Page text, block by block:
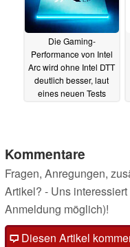
Die Gaming-
Performance von Intel
Arc wird ohne Intel DTT
deutlich besser, laut
eines neuen Tests
Kommentare
Fragen, Anregungen,
Artikel? - Uns
Anmeldung möglich)!
Diesen Artikel